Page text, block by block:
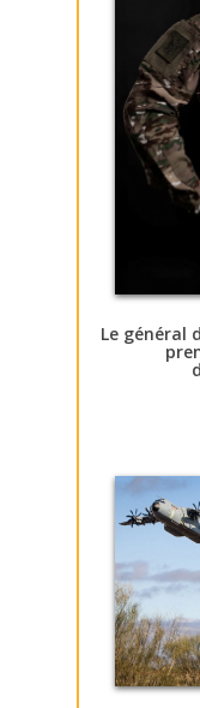
Le général